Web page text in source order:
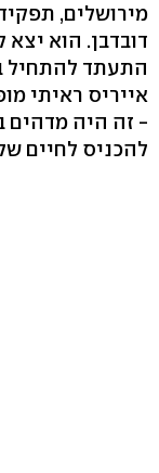
מירושלים,
דובדבן. הוא
התעתד להתחיל
אייריס ראיתי
- זה היה מדהים
להכניס לחיים